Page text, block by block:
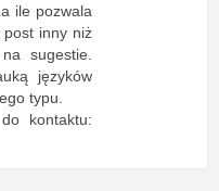
ile pozwala
post inny niż
sugestie.
języków
typu.
kontaktu: